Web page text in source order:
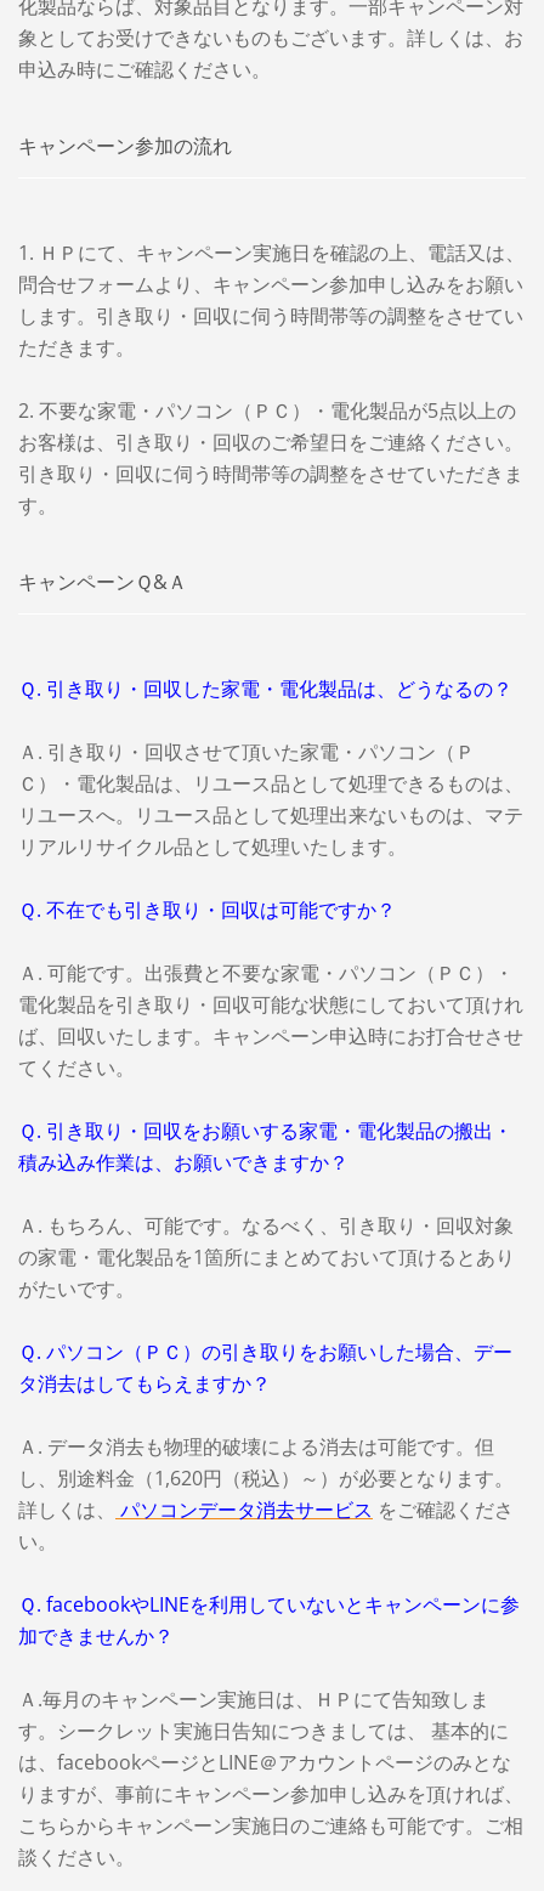
化製品ならば、対象品目となります。一部キャンペーン対
象としてお受けできないものもございます。詳しくは、お
申込み時にご確認ください。
キャンペーン参加の流れ
1. ＨＰにて、キャンペーン実施日を確認の上、電話又は、
問合せフォームより、キャンペーン参加申し込みをお願い
します。引き取り・回収に伺う時間帯等の調整をさせてい
ただきます。
2. 不要な家電・パソコン（ＰＣ）・電化製品が5点以上の
お客様は、引き取り・回収のご希望日をご連絡ください。
引き取り・回収に伺う時間帯等の調整をさせていただきま
す。
キャンペーンＱ&Ａ
Ｑ. 引き取り・回収した家電・電化製品は、どうなるの？
Ａ. 引き取り・回収させて頂いた家電・パソコン（Ｐ
Ｃ）・電化製品は、リユース品として処理できるものは、
リユースへ。リユース品として処理出来ないものは、マテ
リアルリサイクル品として処理いたします。
Ｑ. 不在でも引き取り・回収は可能ですか？
Ａ. 可能です。出張費と不要な家電・パソコン（ＰＣ）・
電化製品を引き取り・回収可能な状態にしておいて頂けれ
ば、回収いたします。キャンペーン申込時にお打合せさせ
てください。
Ｑ. 引き取り・回収をお願いする家電・電化製品の搬出・
積み込み作業は、お願いできますか？
Ａ. もちろん、可能です。なるべく、引き取り・回収対象
の家電・電化製品を1箇所にまとめておいて頂けるとあり
がたいです。
Ｑ. パソコン（ＰＣ）の引き取りをお願いした場合、デー
タ消去はしてもらえますか？
Ａ. データ消去も物理的破壊による消去は可能です。但
し、別途料金（1,620円（税込）～）が必要となります。
詳しくは、
パソコンデータ消去サービス をご確認くださ
い。
Ｑ. facebookやLINEを利用していないとキャンペーンに参
加できませんか？
Ａ.毎月のキャンペーン実施日は、ＨＰにて告知致しま
す。シークレット実施日告知につきましては、 基本的に
は、facebookページとLINE＠アカウントページのみとな
りますが、事前にキャンペーン参加申し込みを頂ければ、
こちらからキャンペーン実施日のご連絡も可能です。ご相
談ください。